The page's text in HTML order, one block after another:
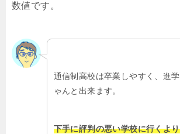
数値です。
通信制高校は卒業しやすく、進
ゃんと出来ます。
下手に評判の悪い学校に行くよ